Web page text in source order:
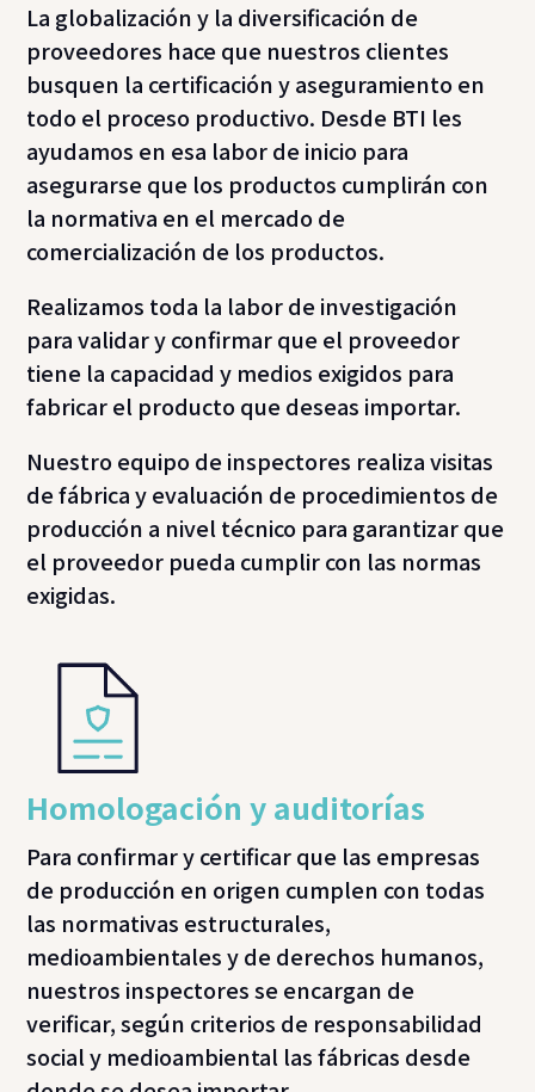
La globalización y la diversificación de
proveedores hace que nuestros clientes
busquen la certificación y aseguramiento en
todo el proceso productivo. Desde BTI les
ayudamos en esa labor de inicio para
asegurarse que los productos cumplirán con
la normativa en el mercado de
comercialización de los productos.
Realizamos toda la labor de investigación
para validar y confirmar que el proveedor
tiene la capacidad y medios exigidos para
fabricar el producto que deseas importar.
Nuestro equipo de inspectores realiza visitas
de fábrica y evaluación de procedimientos de
producción a nivel técnico para garantizar que
el proveedor pueda cumplir con las normas
exigidas.
Homologación y auditorías
Para confirmar y certificar que las empresas
de producción en origen cumplen con todas
las normativas estructurales,
medioambientales y de derechos humanos,
nuestros inspectores se encargan de
verificar, según criterios de responsabilidad
social y medioambiental las fábricas desde